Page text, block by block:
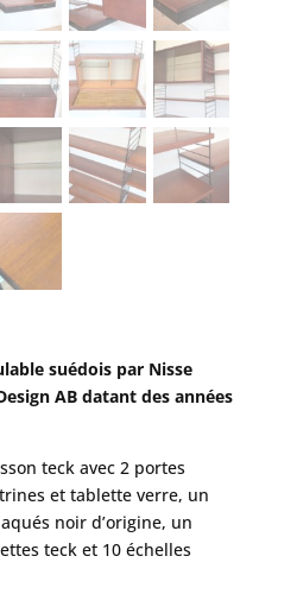
suédois par Nisse
AB datant des années
teck avec 2 portes
et tablette verre, un
noir d’origine, un
teck et 10 échelles